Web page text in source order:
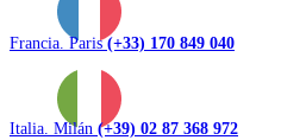
Francia. Paris(+33) 170 849 040
Italia. Milán (+39) 02 87 368 972